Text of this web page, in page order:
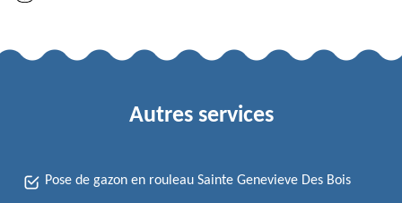
Autres services
Pose de gazon en rouleau Sainte Genevieve Des Bois